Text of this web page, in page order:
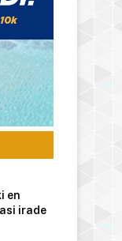
en
irade